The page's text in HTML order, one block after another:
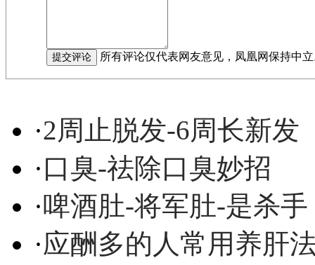
所有评论仅代表网友意见，凤凰网保持中
·2周止脱发-6周长新发
·口臭-祛除口臭妙招
·啤酒肚-将军肚-是杀手
·应酬多的人常用养肝